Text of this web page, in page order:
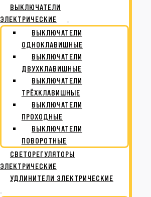
ВЫКЛЮЧАТЕЛИ
ЭЛЕКТРИЧЕСКИЕ
ВЫКЛЮЧАТЕЛИ
ОДНОКЛАВИШНЫЕ
ВЫКЛЮЧАТЕЛИ
ДВУХКЛАВИШНЫЕ
ВЫКЛЮЧАТЕЛИ
ТРЁХКЛАВИШНЫЕ
ВЫКЛЮЧАТЕЛИ
ПРОХОДНЫЕ
ВЫКЛЮЧАТЕЛИ
ПОВОРОТНЫЕ
СВЕТОРЕГУЛЯТОРЫ
ЭЛЕКТРИЧЕСКИЕ
УДЛИНИТЕЛИ ЭЛЕКТРИЧЕСКИЕ